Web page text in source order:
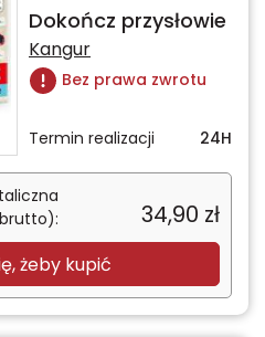
Dokończ przysłowie
Kangur
Bez prawa zwrotu
Termin realizacji 24H
34,90 zł
żeby kupić